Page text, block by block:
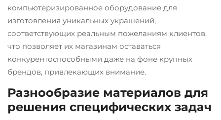
компьютеризированное оборудование для
изготовления уникальных украшений,
соответствующих реальным пожеланиям клиентов,
что позволяет их магазинам оставаться
конкурентоспособными даже на фоне крупных
брендов, привлекающих внимание.
Разнообразие материалов для
решения специфических задач